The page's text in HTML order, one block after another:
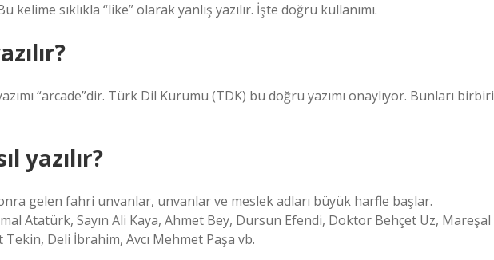
kelime sıklıkla “like” olarak yanlış yazılır. İşte doğru kullanımı.
“arcade”dir. Türk Dil Kurumu (TDK) bu doğru yazımı onaylıyor. Bunları birbiri
yazılır?
gelen fahri unvanlar, unvanlar ve meslek adları büyük harfle başlar.
Atatürk, Sayın Ali Kaya, Ahmet Bey, Dursun Efendi, Doktor Behçet Uz, Mareşal
Deli İbrahim, Avcı Mehmet Paşa vb.